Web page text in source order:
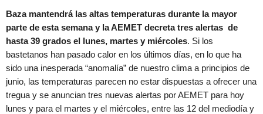
Baza mantendrá las altas temperaturas durante la mayor
parte de esta semana y la AEMET decreta tres alertas de
hasta 39 grados el lunes, martes y miércoles. Si los
bastetanos han pasado calor en los últimos días, en lo que ha
sido una inesperada “anomalía” de nuestro clima a principios de
junio, las temperaturas parecen no estar dispuestas a ofrecer una
tregua y se anuncian tres nuevas alertas por AEMET para hoy
lunes y para el martes y el miércoles, entre las 12 del mediodía y